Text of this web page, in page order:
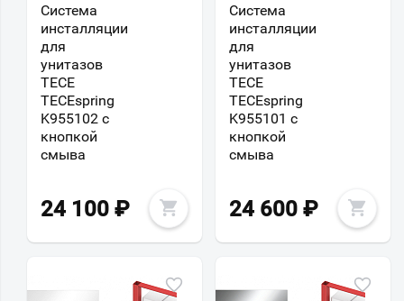
Система
инсталляции
для
унитазов
TECE
TECEspring
K955102 с
кнопкой
смыва
24 100 ₽
Система
инсталляции
для
унитазов
TECE
TECEspring
K955101 с
кнопкой
смыва
24 600 ₽